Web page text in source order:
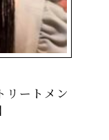
リートメン